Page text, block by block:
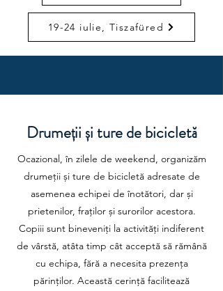
19-24 iulie, Tiszafüred
Drumeții și ture de bicicletă
Ocazional, în zilele de weekend, organizăm
drumeții și ture de bicicletă adresate de
asemenea echipei de înotători, dar și
prietenilor, fraților și surorilor acestora.
Copiii sunt bineveniți la activități indiferent
de vârstă, atâta timp cât acceptă să rămână
cu echipa, fără a necesita prezența
părinților. Această cerință facilitează